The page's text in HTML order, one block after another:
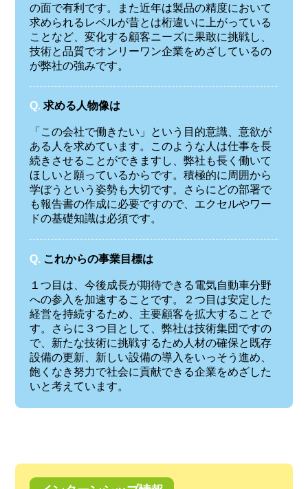
の面で有利です。また近年は製品の精度において
求められるレベルが昔とは桁違いに上がっている
ことなど、変化する顧客ニーズに果敢に挑戦し、
技術と品質でオンリーワン企業をめざしているの
が弊社の強みです。
Q. 求める人物像は
「この会社で働きたい」という目的意識、意欲が
ある人を求めています。このような人は仕事を長
続きさせることができますし、弊社も長く働いて
ほしいと願っているからです。積極的に周囲から
学ぼうという姿勢も大切です。さらにどの部署で
も報告書の作成に必要ですので、エクセルやワー
ドの基礎知識は必須です。
Q. これからの事業目標は
１つ目は、今後成長が期待できる電気自動車分野
への参入を加速することです。２つ目は安定した
経営を持続するため、主要顧客を拡大することで
す。さらに３つ目として、弊社は技術集団ですの
で、新たな技術に挑戦するため人材の確保と既存
設備の更新、新しい設備の導入をいっそう進め、
飽くなき努力で社会に貢献できる企業をめざした
いと考えています。